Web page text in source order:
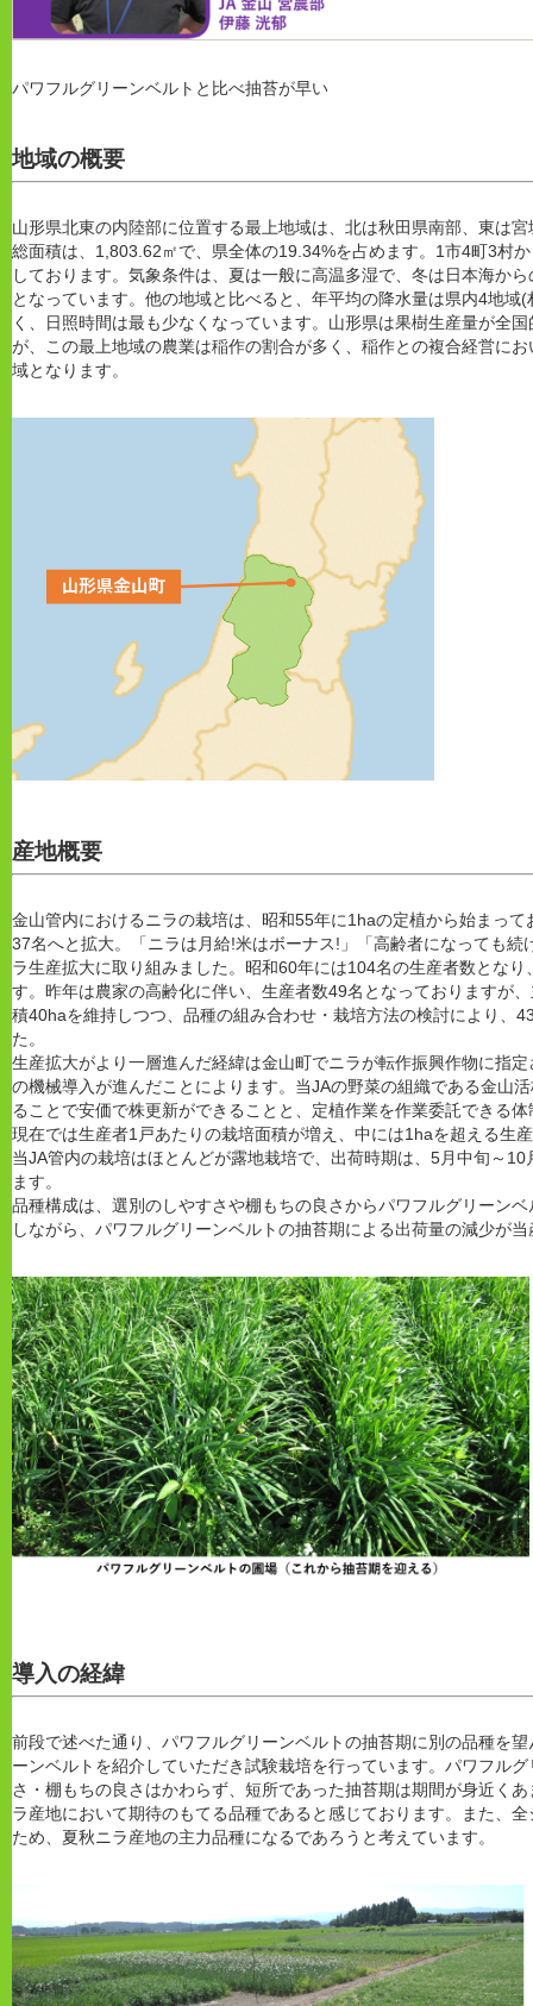
パワフルグリーンベルトと比べ抽苔が早い
地域の概要
山形県北東の内陸部に位置する最上地域は、北は秋田県南部、東は
総面積は、1,803.62㎡で、県全体の19.34%を占めます。1市4町3村
しております。気象条件は、夏は一般に高温多湿で、冬は日本海か
となっています。他の地域と比べると、年平均の降水量は県内4地域
く、日照時間は最も少なくなっています。山形県は果樹生産量が全
が、この最上地域の農業は稲作の割合が多く、稲作との複合経営に
域となります。
産地概要
金山管内におけるニラの栽培は、昭和55年に1haの定植から始まっ
37名へと拡大。「ニラは月給!米はボーナス!」「高齢者になっても
ラ生産拡大に取り組みました。昭和60年には104名の生産者数とな
す。昨年は農家の高齢化に伴い、生産者数49名となっておりますが
積40haを維持しつつ、品種の組み合わせ・栽培方法の検討により、
た。
生産拡大がより一層進んだ経緯は金山町でニラが転作振興作物に指
の機械導入が進んだことによります。当JAの野菜の組織である金山
ることで安価で株更新ができることと、定植作業を作業委託できる
現在では生産者1戸あたりの栽培面積が増え、中には1haを超える生
当JA管内の栽培はほとんどが露地栽培で、出荷時期は、5月中旬～
ます。
品種構成は、選別のしやすさや棚もちの良さからパワフルグリーン
しながら、パワフルグリーンベルトの抽苔期による出荷量の減少が
導入の経緯
前段で述べた通り、パワフルグリーンベルトの抽苔期に別の品種を
ーンベルトを紹介していただき試験栽培を行っています。パワフル
さ・棚もちの良さはかわらず、短所であった抽苔期は期間が身近く
ラ産地において期待のもてる品種であると感じております。また、
ため、夏秋ニラ産地の主力品種になるであろうと考えています。